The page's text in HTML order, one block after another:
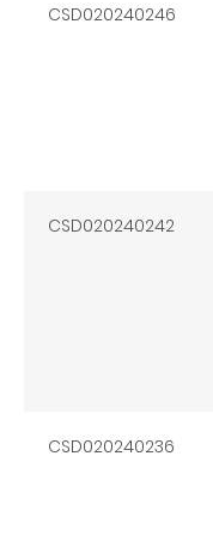
CSD020240246
CSD020240242
CSD020240236